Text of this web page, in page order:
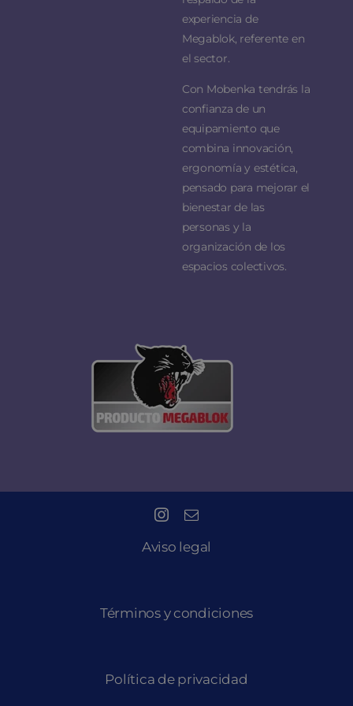
experiencia de
Megablok, referente en
el sector.
Con Mobenka tendrás la
confianza de un
equipamiento que
combina innovación,
ergonomía y estética,
pensado para mejorar el
bienestar de las
personas y la
organización de los
espacios colectivos.
Aviso legal
Términos y condiciones
Política de privacidad